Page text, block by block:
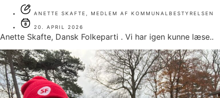
ANETTE SKAFTE, MEDLEM AF KOMMUNALBESTYRELSEN
20. APRIL 2026
Anette Skafte, Dansk Folkeparti . Vi har igen kunne læse..